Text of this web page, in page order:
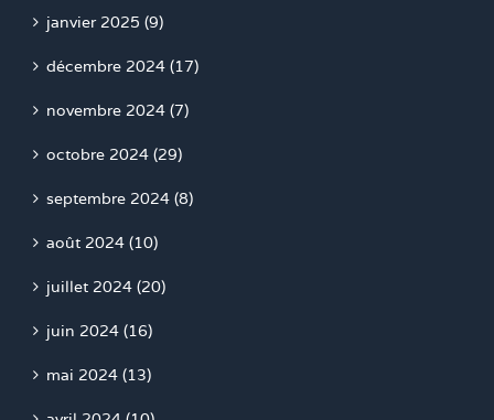
janvier 2025 (9)
décembre 2024 (17)
novembre 2024 (7)
octobre 2024 (29)
septembre 2024 (8)
août 2024 (10)
juillet 2024 (20)
juin 2024 (16)
mai 2024 (13)